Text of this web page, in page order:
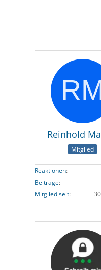
Reinhold
Mitglied
Reaktionen
Beiträge
Mitglied seit